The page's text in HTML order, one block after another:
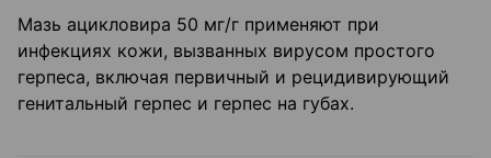
Мазь ацикловира 50 мг/г применяют при
инфекциях кожи, вызванных вирусом простого
герпеса, включая первичный и рецидивирующий
генитальный герпес и герпес на губах.